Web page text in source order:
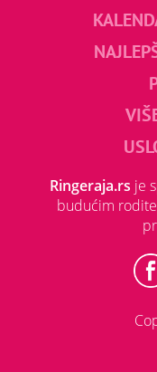
Ringeraja.rs je
budućim